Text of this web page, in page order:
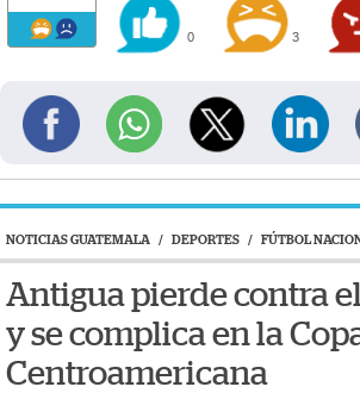
0 3
NOTICIAS GUATEMALA / DEPORTES / FÚTBOL
Antigua pierde contra
y se complica en la
Centroamericana